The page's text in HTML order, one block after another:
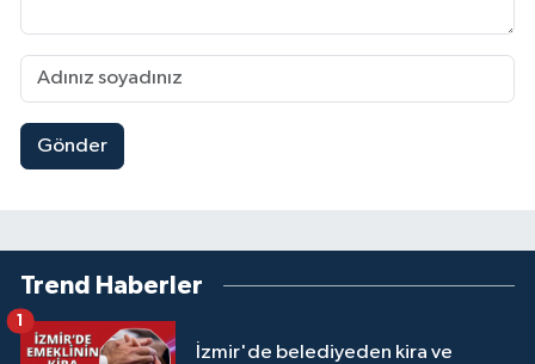
Gönder
Trend Haberler
İzmir'de belediyeden kira ve
1